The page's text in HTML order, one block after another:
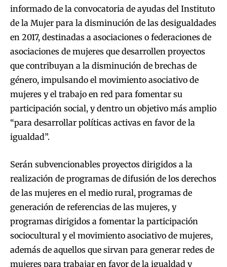
informado de la convocatoria de ayudas del Instituto
de la Mujer para la disminución de las desigualdades
en 2017, destinadas a asociaciones o federaciones de
asociaciones de mujeres que desarrollen proyectos
que contribuyan a la disminución de brechas de
género, impulsando el movimiento asociativo de
mujeres y el trabajo en red para fomentar su
participación social, y dentro un objetivo más amplio
“para desarrollar políticas activas en favor de la
igualdad”.
Serán subvencionables proyectos dirigidos a la
realización de programas de difusión de los derechos
de las mujeres en el medio rural, programas de
generación de referencias de las mujeres, y
programas dirigidos a fomentar la participación
sociocultural y el movimiento asociativo de mujeres,
además de aquellos que sirvan para generar redes de
mujeres para trabajar en favor de la igualdad y